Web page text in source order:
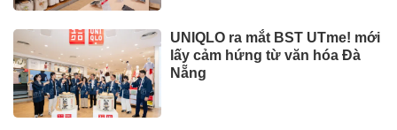
UNIQLO ra mắt BST UTme! mới
lấy cảm hứng từ văn hóa Đà
Nẵng